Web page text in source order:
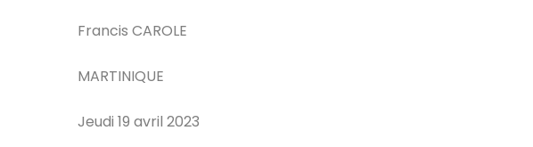
Francis CAROLE
MARTINIQUE
Jeudi 19 avril 2023